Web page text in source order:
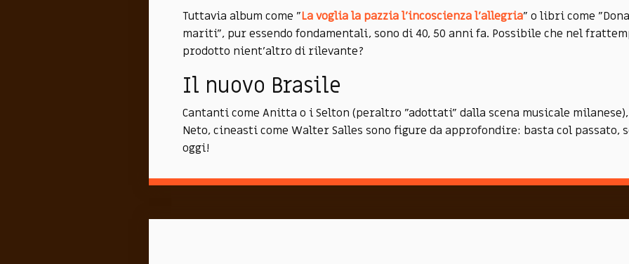
Tuttavia album come "La voglia la pazzia l'incoscienza l'allegria" o libri come
mariti", pur essendo fondamentali, sono di 40, 50 anni fa. Possibile che nel
prodotto nient'altro di rilevante?
Il nuovo Brasile
Cantanti come Anitta o i Selton (peraltro "adottati" dalla scena musicale
Neto, cineasti come Walter Salles sono figure da approfondire: basta col passato,
oggi!